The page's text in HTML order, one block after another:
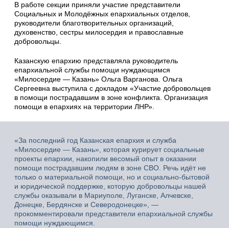
В работе секции приняли участие представители
Социальных и Молодёжных епархиальных отделов,
руководители благотворительных организаций,
духовенство, сестры милосердия и православные
добровольцы.
Казанскую епархию представляла руководитель
епархиальной службы помощи нуждающимся
«Милосердие — Казань» Ольга Варганова. Ольга
Сергеевна выступила с докладом «Участие добровольцев
в помощи пострадавшим в зоне конфликта. Организация
помощи в епархиях на территории ЛНР».
«За последний год Казанская епархия и служба
«Милосердие — Казань», которая курирует социальные
проекты епархии, накопили весомый опыт в оказании
помощи пострадавшим людям в зоне СВО. Речь идёт не
только о материальной помощи, но и социально-бытовой
и юридической поддержке, которую добровольцы нашей
службы оказывали в Мариуполе, Луганске, Алчевске,
Донецке, Бердянске и Северодонецке», —
прокомментировали представители епархиальной службы
помощи нуждающимся.